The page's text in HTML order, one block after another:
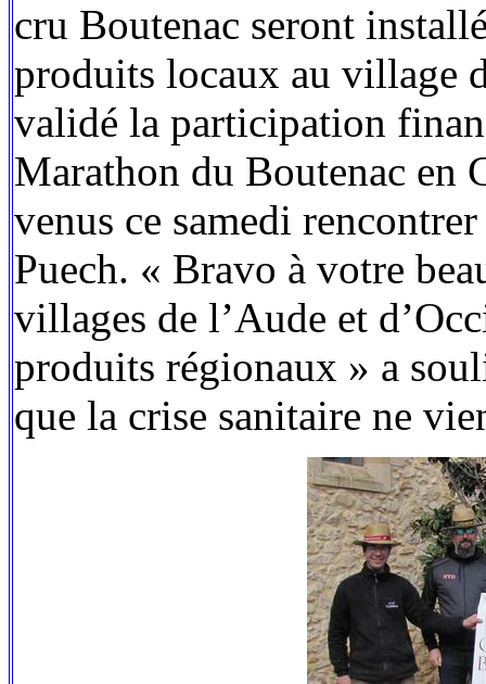
cru Boutenac seront
produits locaux au village
validé la participation
Marathon du Boutenac en
venus ce samedi
Puech. « Bravo à votre
villages de l’Aude et
produits régionaux » a
que la crise sanitaire ne